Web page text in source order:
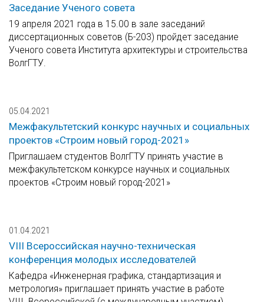
Заседание Ученого совета
19 апреля 2021 года в 15.00 в зале заседаний
диссертационных советов (Б-203) пройдет заседание
Ученого совета Института архитектуры и строительства
ВолгГТУ.
05.04.2021
Межфакультетский конкурс научных и социальных
проектов «Строим новый город-2021»
Приглашаем студентов ВолгГТУ принять участие в
межфакультетском конкурсе научных и социальных
проектов «Строим новый город-2021»
01.04.2021
VIII Всероссийская научно-техническая
конференция молодых исследователей
Кафедра «Инженерная графика, стандартизация и
метрология» приглашает принять участие в работе